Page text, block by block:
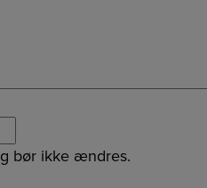
bør ikke ændres.